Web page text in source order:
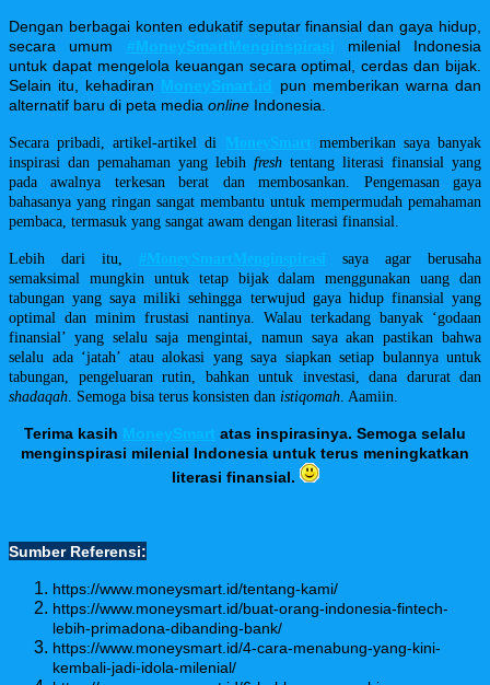
Dengan berbagai konten edukatif seputar finansial dan gaya hidup,
secara umum #MoneySmartMenginspirasi milenial Indonesia
untuk dapat mengelola keuangan secara optimal, cerdas dan bijak.
Selain itu, kehadiran MoneySmart.id
pun memberikan warna dan
alternatif baru di peta media online Indonesia.
Secara pribadi, artikel-artikel di MoneySmart memberikan saya banyak
inspirasi dan pemahaman yang lebih fresh tentang literasi finansial yang
pada awalnya terkesan berat dan membosankan. Pengemasan gaya
bahasanya yang ringan sangat membantu untuk mempermudah pemahaman
pembaca, termasuk yang sangat awam dengan literasi finansial.
Lebih dari itu, #MoneySmartMenginspirasi saya agar berusaha
semaksimal mungkin untuk tetap bijak dalam menggunakan uang dan
tabungan yang saya miliki sehingga terwujud gaya hidup finansial yang
optimal dan minim frustasi nantinya. Walau terkadang banyak ‘godaan
finansial’ yang selalu saja mengintai, namun saya akan pastikan bahwa
selalu ada ‘jatah’ atau alokasi yang saya siapkan setiap bulannya untuk
tabungan, pengeluaran rutin, bahkan untuk investasi, dana darurat dan
shadaqah. Semoga bisa terus konsisten dan istiqomah. Aamiin.
Terima kasih MoneySmart atas inspirasinya. Semoga selalu
menginspirasi milenial Indonesia untuk terus meningkatkan
literasi finansial.
Sumber Referensi:
https://www.moneysmart.id/tentang-kami/
https://www.moneysmart.id/buat-orang-indonesia-fintech-
lebih-primadona-dibanding-bank/
https://www.moneysmart.id/4-cara-menabung-yang-kini-
kembali-jadi-idola-milenial/